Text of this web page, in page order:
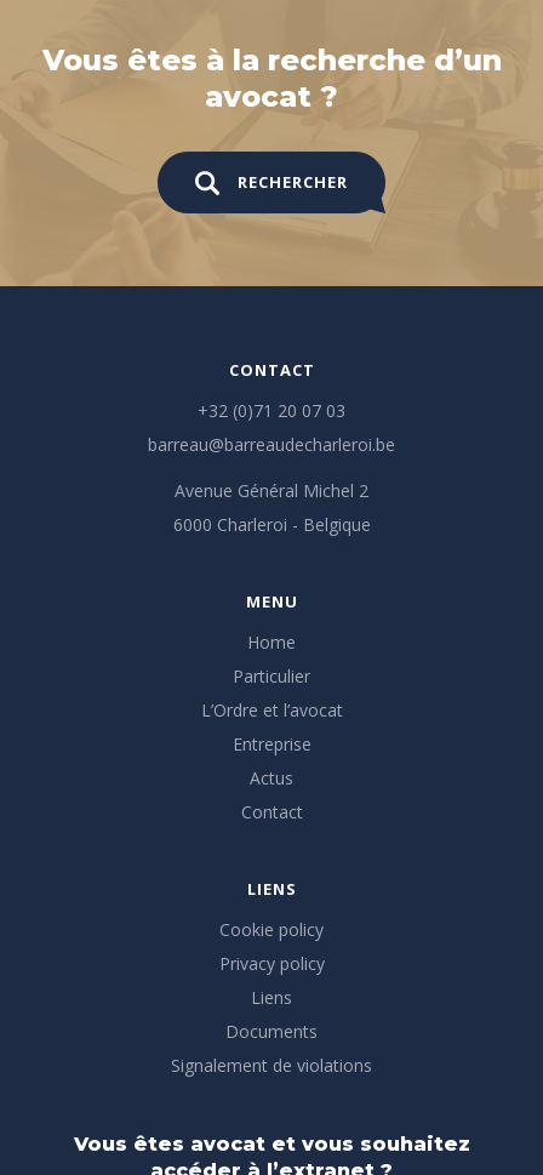
Vous êtes à la recherche d’un
avocat ?
RECHERCHER
CONTACT
+32 (0)71 20 07 03
barreau@barreaudecharleroi.be
Avenue Général Michel 2
6000 Charleroi - Belgique
MENU
Home
Particulier
L’Ordre et l’avocat
Entreprise
Actus
Contact
LIENS
Cookie policy
Privacy policy
Liens
Documents
Signalement de violations
Vous êtes avocat et vous souhaitez